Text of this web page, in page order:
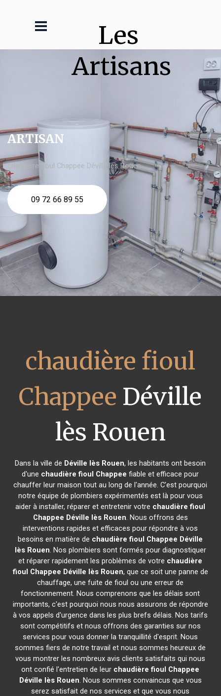
Les
Artisans
ARTISAN
chaudière fioul Chappee Déville lès Rouen
09 72 66 89 55
chaudière fioul
Chappee Déville
lès Rouen
Dans la ville de Déville lès Rouen, les habitants ont besoin
d'une chaudière fioul Chappee fiable et efficace pour
chauffer leur maison tout au long de l'année. C'est pourquoi
notre équipe de plombiers expérimentés est là pour vous
aider à installer, réparer et entretenir votre chaudière fioul
Chappee Déville lès Rouen. Nous offrons des
interventions rapides et efficaces pour répondre à vos
besoins en matière de chaudière fioul Chappee Déville
lès Rouen. Nos plombiers sont formés pour diagnostiquer
et réparer rapidement les problèmes de votre chaudière
fioul Chappee Déville lès Rouen, que ce soit une panne de
chauffage, une fuite de fioul ou une erreur de
fonctionnement. Nous comprenons que les délais sont
importants, c'est pourquoi nous nous assurons de répondre
à vos appels d'urgence dans les plus brefs délais. Nos tarifs
sont compétitifs et nous offrons des garanties sur nos
services pour vous donner la tranquillité d'esprit. Nous
sommes fiers de notre travail et nous sommes heureux de
vous montrer les nombreux avis clients satisfaits qui nous
ont confié l'entretien de leur chaudière fioul Chappee
Déville lès Rouen. Nous sommes convaincus que vous
serez satisfait de nos services et que vous nous